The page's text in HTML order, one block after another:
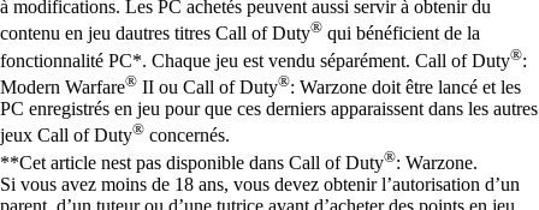
à modifications. Les PC achetés peuvent aussi servir à obtenir du
contenu en jeu dautres titres Call of Duty® qui bénéficient de la
fonctionnalité PC*. Chaque jeu est vendu séparément. Call of Duty®:
Modern Warfare® II ou Call of Duty®: Warzone doit être lancé et les
PC enregistrés en jeu pour que ces derniers apparaissent dans les autres
jeux Call of Duty® concernés.
**Cet article nest pas disponible dans Call of Duty®: Warzone.
Si vous avez moins de 18 ans, vous devez obtenir l’autorisation d’un
parent, d’un tuteur ou d’une tutrice avant d’acheter des points en jeu,